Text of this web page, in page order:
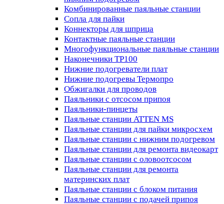
Комбинированные паяльные станции
Сопла для пайки
Коннекторы для шприца
Контактные паяльные станции
Многофункциональные паяльные станции
Наконечники TP100
Нижние подогреватели плат
Нижние подогревы Термопро
Обжигалки для проводов
Паяльники с отсосом припоя
Паяльники-пинцеты
Паяльные станции ATTEN MS
Паяльные станции для пайки микросхем
Паяльные станции с нижним подогревом
Паяльные станции для ремонта видеокарт
Паяльные станции с оловоотсосом
Паяльные станции для ремонта
материнских плат
Паяльные станции с блоком питания
Паяльные станции с подачей припоя